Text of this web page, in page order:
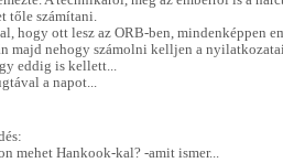
tőle számítani.
hogy ott lesz az ORB-ben, mindenképpen
majd nehogy számolni kelljen a
eddig is kellett...
a napot...
mehet Hankook-kal? -amit ismer...